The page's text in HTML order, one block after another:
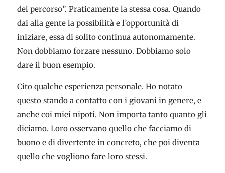
del percorso”. Praticamente la stessa cosa. Quando
dai alla gente la possibilità e l’opportunità di
iniziare, essa di solito continua autonomamente.
Non dobbiamo forzare nessuno. Dobbiamo solo
dare il buon esempio.
Cito qualche esperienza personale. Ho notato
questo stando a contatto con i giovani in genere, e
anche coi miei nipoti. Non importa tanto quanto gli
diciamo. Loro osservano quello che facciamo di
buono e di divertente in concreto, che poi diventa
quello che vogliono fare loro stessi.